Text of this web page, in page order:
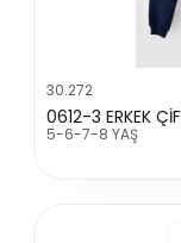
30.272
0612-3 ERKEK
5-6-7-8 YAŞ